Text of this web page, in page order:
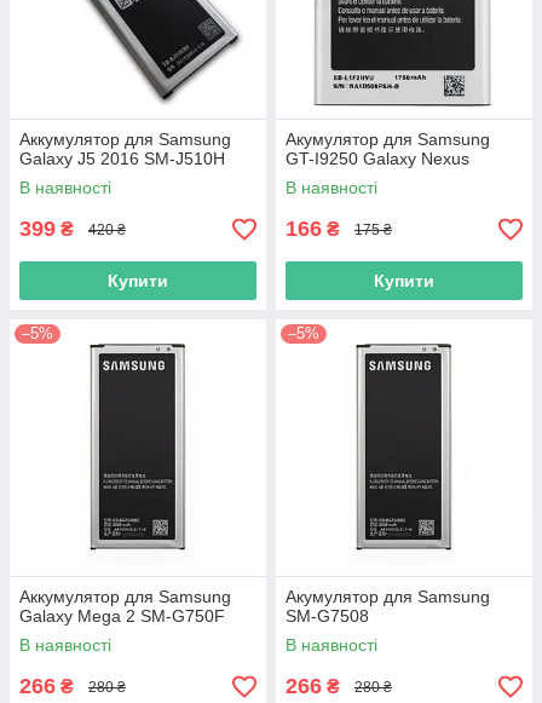
Аккумулятор для Samsung
Galaxy J5 2016 SM-J510H
В наявності
399 ₴ 420 ₴
Купити
Акумулятор для Samsung
GT-I9250 Galaxy Nexus
В наявності
166 ₴ 175 ₴
Купити
–5%
Аккумулятор для Samsung
Galaxy Mega 2 SM-G750F
В наявності
266 ₴ 280 ₴
–5%
Акумулятор для Samsung
SM-G7508
В наявності
266 ₴ 280 ₴